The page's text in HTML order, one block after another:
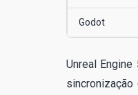
Godot
Unreal